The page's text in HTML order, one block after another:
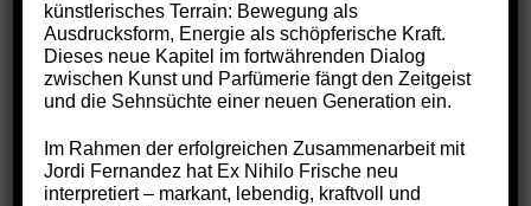
Knize
künstlerisches Terrain: Bewegung als
Ausdrucksform, Energie als schöpferische Kraft.
Dieses neue Kapitel im fortwährenden Dialog
zwischen Kunst und Parfümerie fängt den Zeitgeist
und die Sehnsüchte einer neuen Generation ein.
Im Rahmen der erfolgreichen Zusammenarbeit mit
Jordi Fernandez hat Ex Nihilo Frische neu
interpretiert – markant, lebendig, kraftvoll und